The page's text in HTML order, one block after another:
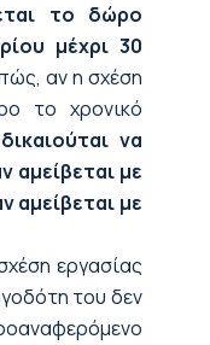
το δώρο
μέχρι 30
αν η σχέση
το χρονικό
να
αμείβεται με
αμείβεται με
εργασίας
του δεν